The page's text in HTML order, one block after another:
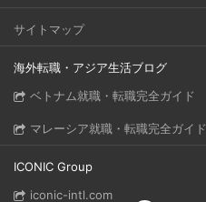
サイトマップ
海外転職・アジア生活ブログ
ベトナム就職・転職完全ガイド
マレーシア就職・転職完全ガイド
ICONIC Group
iconic-intl.com